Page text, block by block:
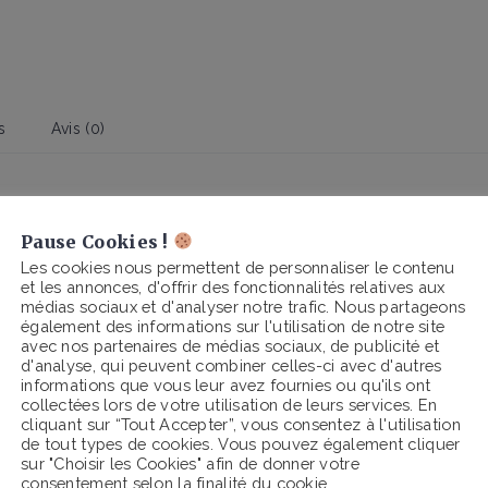
Avis (0)
classique, une visière plate et un bougran intégral. La
Pause Cookies !
Les cookies nous permettent de personnaliser le contenu
et les annonces, d'offrir des fonctionnalités relatives aux
médias sociaux et d'analyser notre trafic. Nous partageons
également des informations sur l'utilisation de notre site
avec nos partenaires de médias sociaux, de publicité et
d'analyse, qui peuvent combiner celles-ci avec d'autres
informations que vous leur avez fournies ou qu'ils ont
collectées lors de votre utilisation de leurs services. En
cliquant sur “Tout Accepter”, vous consentez à l'utilisation
de tout types de cookies. Vous pouvez également cliquer
sur "Choisir les Cookies" afin de donner votre
consentement selon la finalité du cookie.